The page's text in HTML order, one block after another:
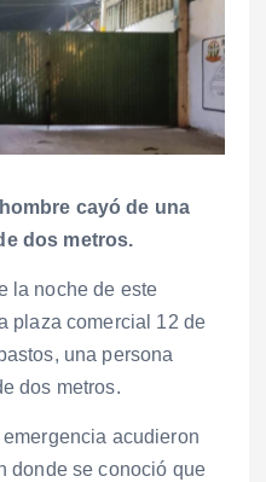
cayó de una
dos metros.
la noche de este
plaza comercial 12 de
una persona
dos metros.
acudieron
donde se conoció que